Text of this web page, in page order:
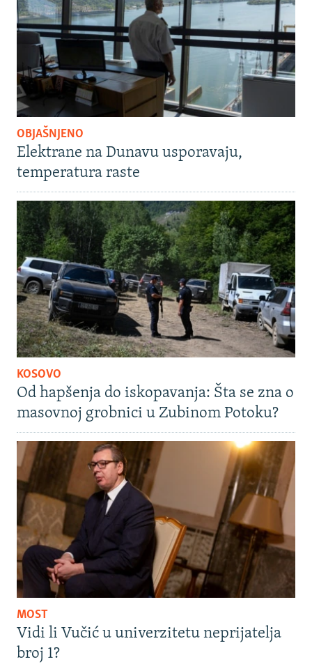
OBJAŠNJENO
Elektrane na Dunavu usporavaju,
temperatura raste
KOSOVO
Od hapšenja do iskopavanja: Šta se zna o
masovnoj grobnici u Zubinom Potoku?
MOST
Vidi li Vučić u univerzitetu neprijatelja
broj 1?